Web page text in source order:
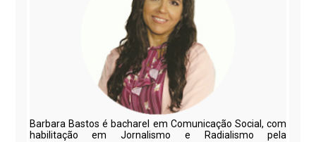
Barbara Bastos é bacharel em Comunicação Social, com
habilitação em Jornalismo e Radialismo pela